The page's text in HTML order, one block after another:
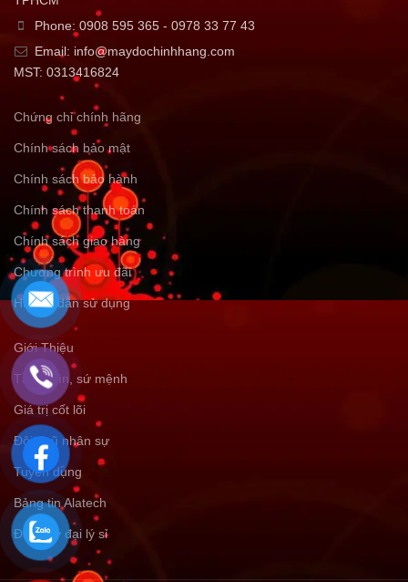
Phone: 0908 595 365 - 0978 33 77 43
Email: info@maydochinhhang.com
MST: 0313416824
Chứng chỉ chính hãng
Chính sách bảo mật
Chính sách bảo hành
Chính sách thanh toán
Chính sách giao hàng
Chương trình ưu đãi
Hướng dẫn sử dụng
Giới Thiệu
Tầm nhìn, sứ mệnh
Giá trị cốt lõi
Đội ngũ nhân sự
Tuyển dụng
Bảng tin Alatech
Đăng ký đại lý sỉ